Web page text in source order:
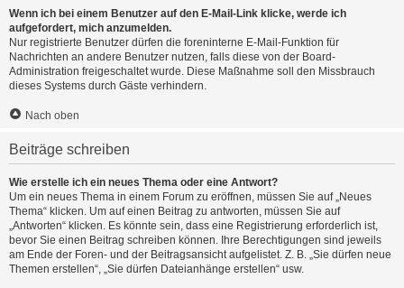
Wenn ich bei einem Benutzer auf den E-Mail-Link klicke, werde ich
aufgefordert, mich anzumelden.
Nur registrierte Benutzer dürfen die foreninterne E-Mail-Funktion für
Nachrichten an andere Benutzer nutzen, falls diese von der Board-
Administration freigeschaltet wurde. Diese Maßnahme soll den Missbrauch
dieses Systems durch Gäste verhindern.
Nach oben
Beiträge schreiben
Wie erstelle ich ein neues Thema oder eine Antwort?
Um ein neues Thema in einem Forum zu eröffnen, müssen Sie auf „Neues
Thema“ klicken. Um auf einen Beitrag zu antworten, müssen Sie auf
„Antworten“ klicken. Es könnte sein, dass eine Registrierung erforderlich ist,
bevor Sie einen Beitrag schreiben können. Ihre Berechtigungen sind jeweils
am Ende der Foren- und der Beitragsansicht aufgelistet. Z. B. „Sie dürfen neue
Themen erstellen“, „Sie dürfen Dateianhänge erstellen“ usw.